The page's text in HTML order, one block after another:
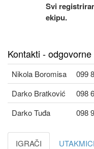
Svi
ekipu.
Kontakti -
Nikola Boromisa 099
Darko Bratković
098
Darko Tuđa
098
IGRAČI